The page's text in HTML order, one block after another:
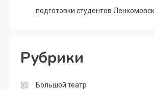
подготовки студентов
Рубрики
Большой театр